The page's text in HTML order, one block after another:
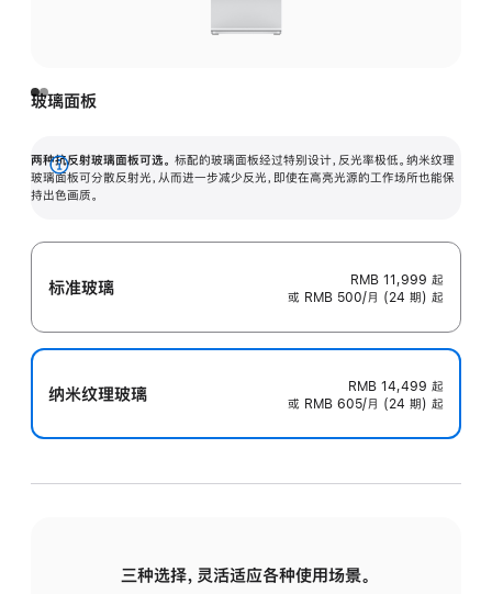
玻璃面板
两种抗反射玻璃面板可选。 标配的玻璃面板经过特别设计，反光率极低。纳米纹理
玻璃面板可分散反射光，从而进一步减少反光，即使在高亮光源的工作场所也能保
持出色画质。
展
开
标准玻璃 RMB 11,999 起
或 RMB 500/月 (24 期) 起
纳米纹理玻璃 RMB 14,499 起
或 RMB 605/月 (24 期) 起
三种选择，灵活适应各种使用场景。